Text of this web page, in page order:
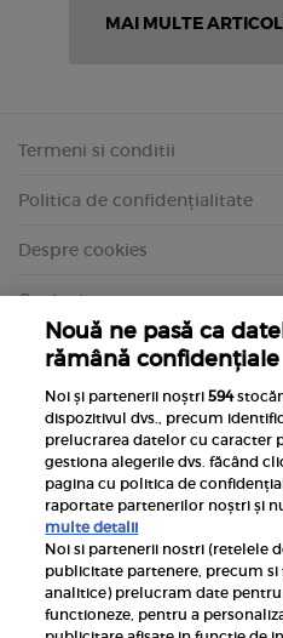
MAI MULTE
Termeni si conditii
Politica de confidențialitate
Despre cookies
Contact
Inscrie-te la newsletterul
Nouă ne pasă ca
rămână confidențiale
Noi și partenerii noștri594
dispozitivul dvs., precum
prelucrarea datelor cu caracter
gestiona alegerile dvs. făcând
pagina cu politica de
raportate partenerilor noștri și
multe detalii
Noi si partenerii nostri (retelele
publicitate partenere, precum
analitice) prelucram date
functioneze, pentru a